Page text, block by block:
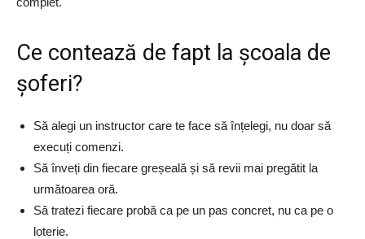
​Ce contează de fapt la școala de
șoferi?
Să alegi un instructor care te face să înțelegi, nu doar să
execuți comenzi.
Să înveți din fiecare greșeală și să revii mai pregătit la
următoarea oră.
Să tratezi fiecare probă ca pe un pas concret, nu ca pe o
loterie.